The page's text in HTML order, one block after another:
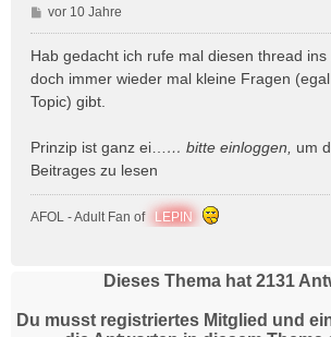
B
e
i
a
vor 10 Jahre
Hab gedacht ich rufe mal diesen thread
doch immer wieder mal kleine Fragen
Topic) gibt.
Prinzip ist ganz ei… … bitte einloggen
um
Beitrages zu lesen
AFOL - Adult Fan of LEPIN
Dieses Thema hat 2131
Du musst registriertes Mitglied und